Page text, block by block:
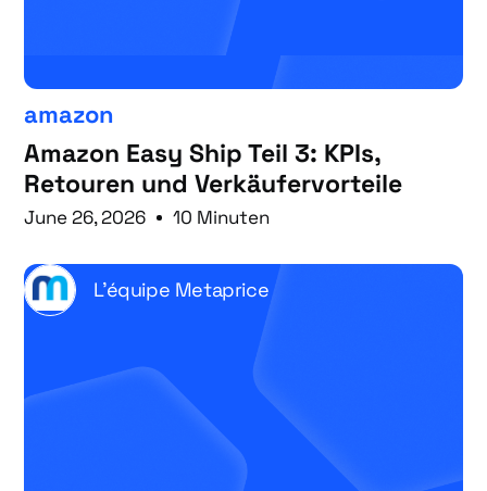
amazon
Amazon Easy Ship Teil 3: KPIs,
Retouren und Verkäufervorteile
June 26, 2026 10 Minuten
L'équipe Metaprice